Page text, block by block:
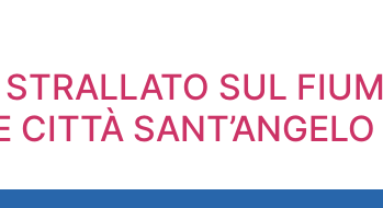
SUL
SANT’ANGELO